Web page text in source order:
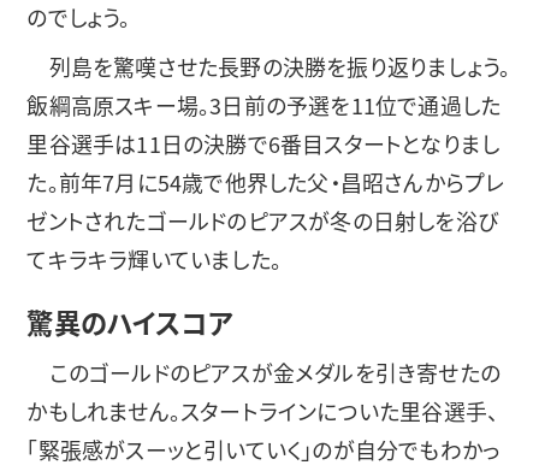
のでしょう。
列島を驚嘆させた長野の決勝を振り返りましょう。
飯綱高原スキー場。3日前の予選を11位で通過した
里谷選手は11日の決勝で6番目スタートとなりまし
た。前年7月に54歳で他界した父・昌昭さんからプレ
ゼントされたゴールドのピアスが冬の日射しを浴び
てキラキラ輝いていました。
驚異のハイスコア
このゴールドのピアスが金メダルを引き寄せたの
かもしれません。スタートラインについた里谷選手、
「緊張感がスーッと引いていく」のが自分でもわかっ